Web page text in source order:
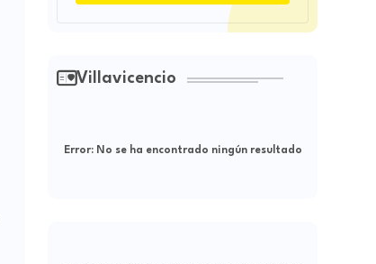
Villavicencio
Error:No se ha encontrado ningún resultado